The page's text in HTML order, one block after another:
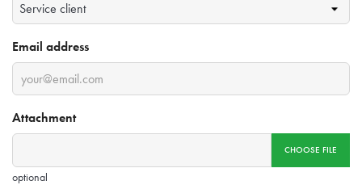
Email address
Attachment
CHOOSE FILE
optional